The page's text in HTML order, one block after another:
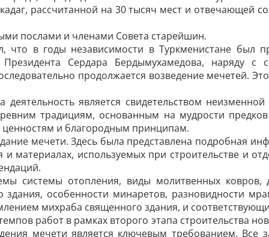
рассчитанной на 30 тысяч мест и отвечающей
послами и членами Совета старейшин.
что в годы независимости в Туркменистане был
Сердара Бердымухамедова, наряду с
продолжается возведение мечетей.
деятельность является свидетельством
традициям, основанным на мудрости
и благородным принципам.
мечети. Здесь была представлена подробная
материалах, используемых при строительстве и
системы отопления, виды молитвенных ковров,
здания, особенности минаретов, разновидности
михраба священного здания, и
работ в рамках второго этапа строительства
мечети является ключевым требованием.